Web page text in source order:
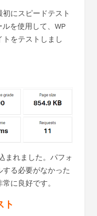
にスピードテスト
を使用して、WP
をテストしまし
まれました。パフォ
る必要がなかった
に良好です。
ト